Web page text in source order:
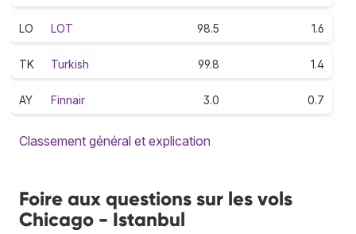
LO LOT 98.5 1.6
TK Turkish 99.8 1.4
AY Finnair 3.0 0.7
Classement général et explication
Foire aux questions sur les vols
Chicago - Istanbul